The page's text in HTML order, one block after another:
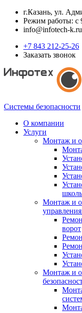
г.Казань, ул.
Режим работы: с
info@infotech-k.ru
+7 843 212-25-26
Заказать звонок
Системы безопасности
О компании
Услуги
Монтаж и
Монтаж и
ворот
Монтаж и